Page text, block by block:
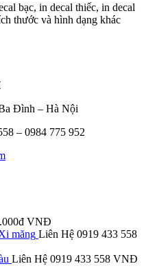
bạc, in decal thiếc, in decal
thước và hình dạng khác
Đình – Hà Nội
– 0984 775 952
VNĐ
măng Liên Hệ 0919 433 558
Liên Hệ 0919 433 558 VNĐ